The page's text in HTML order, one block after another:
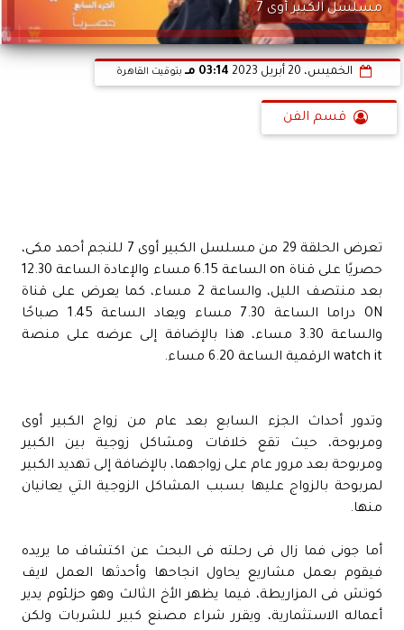
مسلسل الكبير أوى 7
الخميس، 20 أبريل 2023 03:14 مـ بتوقيت القاهرة
قسم الفن
تعرض الحلقة 29 من مسلسل الكبير أوى 7 للنجم أحمد مكى،
حصريًا على قناة on الساعة 6.15 مساء والإعادة الساعة 12.30
بعد منتصف الليل، والساعة 2 مساء، كما يعرض على قناة
ON دراما الساعة 7.30 مساء ويعاد الساعة 1.45 صباحًا
والساعة 3.30 مساء، هذا بالإضافة إلى عرضه على منصة
watch it الرقمية الساعة 6.20 مساء.
وتدور أحداث الجزء السابع بعد عام من زواج الكبير أوى
ومربوحة، حيث تقع خلافات ومشاكل زوجية بين الكبير
ومربوحة بعد مرور عام على زواجهما، بالإضافة إلى تهديد الكبير
لمربوحة بالزواج عليها بسبب المشاكل الزوجية التي يعانيان
منها.
أما جونى فما زال فى رحلته فى البحث عن اكتشاف ما يريده
فيقوم بعمل مشاريع يحاول انجاحها وأحدثها العمل لايف
كوتش فى المزاريطة، فيما يظهر الأخ الثالث وهو حزلئوم يدير
أعماله الاستثمارية، ويقرر شراء مصنع كبير للشربات ولكن